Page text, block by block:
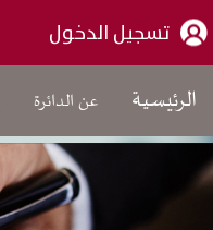
تسجيل الدخول
الرئيسية عن الدائرة